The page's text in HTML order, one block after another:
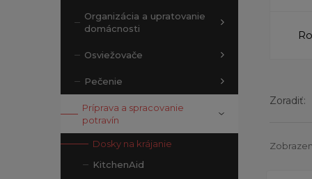
Organizácia a upratovanie
domácnosti
Osviežovače
Pečenie
Príprava a spracovanie
potravín
Dosky na krájanie
KitchenAid
Zoradiť: